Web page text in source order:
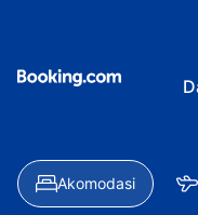
Akomodasi